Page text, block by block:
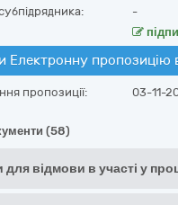
-
Електронну пропозицію
пропозиції:
03-11-
(58)
для відмови в участі у